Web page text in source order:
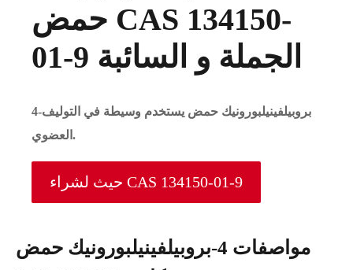
حمض CAS 134150-
01-9 الجملة و السائبة
4-بروبيلفينيلبورونيك حمض يستخدم وسيطة في التوليف
العضوي.
حيث لشراء CAS 134150-01-9
مواصفات 4-بروبيلفينيلبورونيك حمض